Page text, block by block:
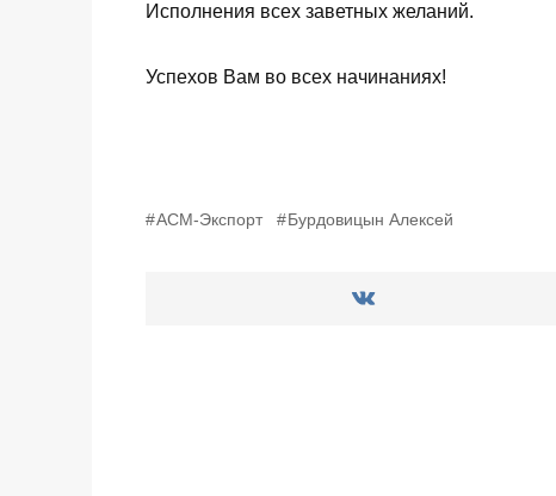
Исполнения всех заветных желаний.
Успехов Вам во всех начинаниях!
АСМ-Экспорт Бурдовицын Алексей